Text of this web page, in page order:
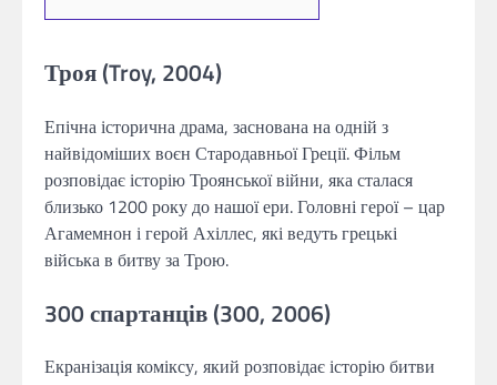
Троя (Troy, 2004)
Епічна історична драма, заснована на одній з
найвідоміших воєн Стародавньої Греції. Фільм
розповідає історію Троянської війни, яка сталася
близько 1200 року до нашої ери. Головні герої – цар
Агамемнон і герой Ахіллес, які ведуть грецькі
війська в битву за Трою.
300 спартанців (300, 2006)
Екранізація коміксу, який розповідає історію битви